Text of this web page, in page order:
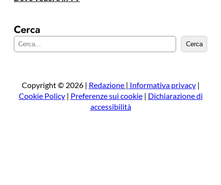
Cerca
e
a
Cerca
Copyright © 2026 | Redazione | Informativa privacy|
Cookie Policy| Preferenze sui cookie| Dichiarazione di
accessibilità